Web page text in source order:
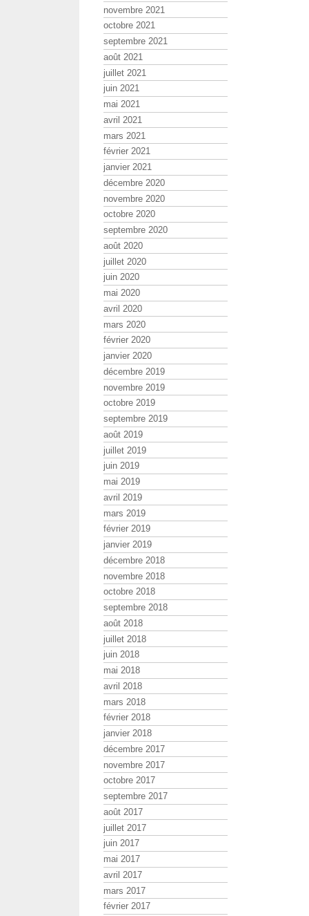
novembre 2021
octobre 2021
septembre 2021
août 2021
juillet 2021
juin 2021
mai 2021
avril 2021
mars 2021
février 2021
janvier 2021
décembre 2020
novembre 2020
octobre 2020
septembre 2020
août 2020
juillet 2020
juin 2020
mai 2020
avril 2020
mars 2020
février 2020
janvier 2020
décembre 2019
novembre 2019
octobre 2019
septembre 2019
août 2019
juillet 2019
juin 2019
mai 2019
avril 2019
mars 2019
février 2019
janvier 2019
décembre 2018
novembre 2018
octobre 2018
septembre 2018
août 2018
juillet 2018
juin 2018
mai 2018
avril 2018
mars 2018
février 2018
janvier 2018
décembre 2017
novembre 2017
octobre 2017
septembre 2017
août 2017
juillet 2017
juin 2017
mai 2017
avril 2017
mars 2017
février 2017